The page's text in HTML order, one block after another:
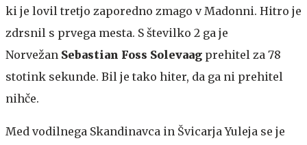
ki je lovil tretjo zaporedno zmago v Madonni. Hitro je
zdrsnil s prvega mesta. S številko 2 ga je
Norvežan Sebastian Foss Solevaag prehitel za 78
stotink sekunde. Bil je tako hiter, da ga ni prehitel
nihče.
Med vodilnega Skandinavca in Švicarja Yuleja se je